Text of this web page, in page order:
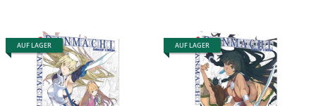
AUF LAGER AUF LAGER